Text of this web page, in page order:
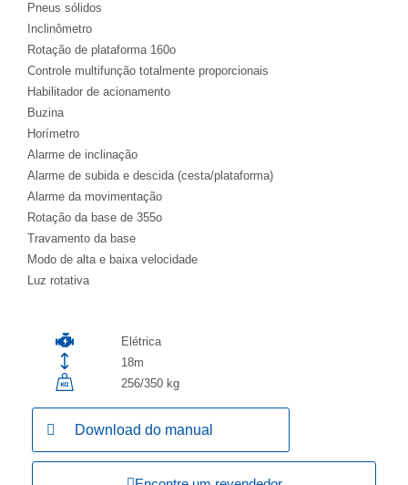
Pneus sólidos
Inclinômetro
Rotação de plataforma 160o
Controle multifunção totalmente proporcionais
Habilitador de acionamento
Buzina
Horímetro
Alarme de inclinação
Alarme de subida e descida (cesta/plataforma)
Alarme da movimentação
Rotação da base de 355o
Travamento da base
Modo de alta e baixa velocidade
Luz rotativa
Elétrica
18m
256/350 kg
Download do manual